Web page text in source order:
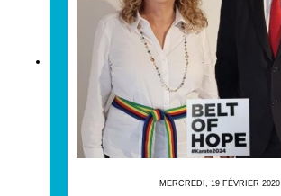
MERCREDI, 19 FÉVRIER 2020